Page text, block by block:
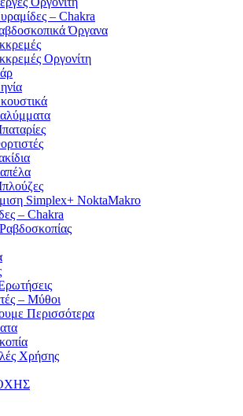
– Chakra
Όργανα
Οργονίτη
Simplex+ NoktaMakro
– Chakra
– Μύθοι
Περισσότερα
Χρήσης